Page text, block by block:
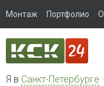
Монтаж Портфолио
Я в Санкт-Петербурге